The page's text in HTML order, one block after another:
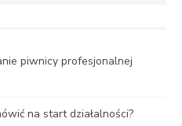
piwnicy profesjonalnej
na start działalności?